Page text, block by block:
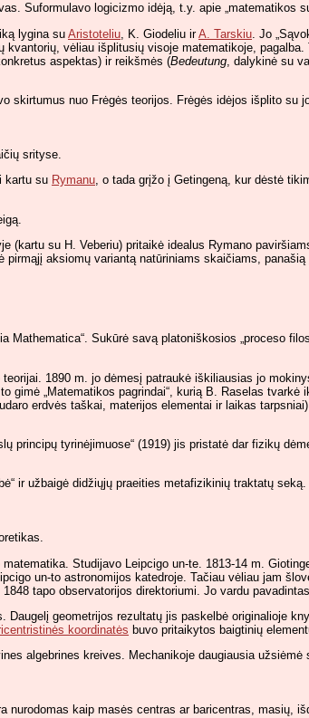
Suformulavo logicizmo idėją, t.y. apie „matematikos
lygina su Aristoteliu , K. Giodeliu irA. Tarskiu . Jo
vėliau išplitusių visoje matematikoje, pagalba.
aspektas) ir reikšmės (Bedeutung , dalykinė su
skirtumus nuo Frėgės teorijos. Frėgės idėjos išplito su
srityse.
kartu su Rymanu, o tada grįžo į Getingeną, kur dėstė
(kartu su H. Veberiu) pritaikė idealus Rymano
aksiomų variantą natūriniams skaičiams,
Mathematica“. Sukūrė savą platoniškosios „proceso
1890 m. jo dėmesį patraukė iškiliausias jo
gimė „Matematikos pagrindai“, kurią B. Raselas tvarkė
erdvės taškai, materijos elementai ir laikas
principų tyrinėjimuose“ (1919) jis pristatė dar fizikų
ir užbaigė didžiųjų praeities metafizikinių traktatų
Studijavo Leipcigo un-te. 1813-14 m.
un-to astronomijos katedroje. Tačiau vėliau jam
tapo observatorijos direktoriumi. Jo vardu
geometrijos rezultatų jis paskelbė originalioje
koordinatės buvo pritaikytos baigtinių
algebrines kreives. Mechanikoje daugiausia užsiėmė
kaip masės centras ar baricentras, masių,